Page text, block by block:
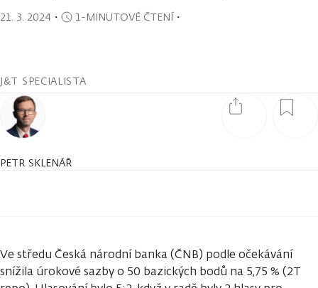
21. 3. 2024 ・ 1-MINUTOVÉ ČTENÍ・
J&T SPECIALISTA
PETR SKLENÁŘ
Ve středu Česká národní banka (ČNB) podle očekávání
snížila úrokové sazby o 50 bazických bodů na 5,75 % (2T